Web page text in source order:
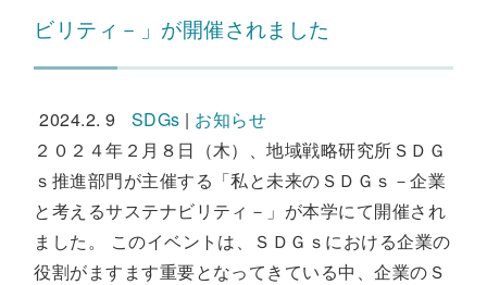
ビリティ－」が開催されました
2024.2. 9 SDGs | お知らせ
２０２４年２月８日（木）、地域戦略研究所ＳＤＧ
ｓ推進部門が主催する「私と未来のＳＤＧｓ－企業
と考えるサステナビリティ－」が本学にて開催され
ました。 このイベントは、ＳＤＧｓにおける企業の
役割がますます重要となってきている中、企業のＳ